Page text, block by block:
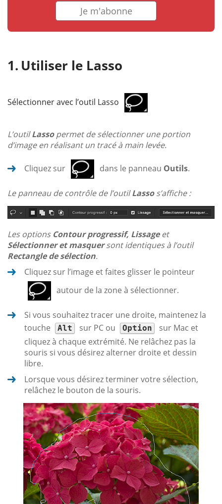
Je m'abonne
Utiliser le Lasso
Sélectionner avec l’outil Lasso
L’outilLassopermet de sélectionner une portion
d’image en réalisant un tracé à main levée.
Cliquez sur dans le panneau Outils.
Le panneau de contrôle de l’outilLassos’affiche :
Les options Contour progressif, Lissageet
Sélectionner et masquersont identiques à l’outil
Rectangle de sélection.
Cliquez sur l’image et faites glisser le pointeur
autour de la zone à sélectionner.
Si vous souhaitez tracer une droite, maintenez la
touche
Alt sur PC ou Option
sur Mac et
cliquez à chaque extrémité. Ne relâchez pas la
souris si vous désirez alterner droite et dessin
libre.
Lorsque vous désirez terminer votre sélection,
relâchez le bouton de la souris.